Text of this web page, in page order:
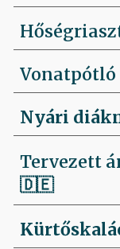
Nyári
Tervezett
🇩🇪